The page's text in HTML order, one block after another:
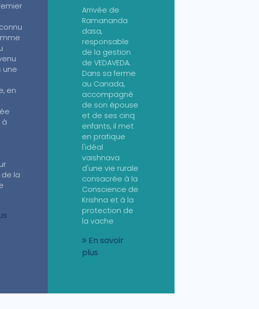
une
en
à
la
Arrivée de
Ramananda
dasa,
responsable
de la gestion
de VEDAVEDA.
Dans sa ferme
au Canada,
accompagné
de son épouse
et de ses cinq
enfants, il met
en pratique
l'idéal
vaishnava
d'une vie rurale
consacrée à la
Conscience de
Krishna et à la
protection de
la vache
En savoir
plus